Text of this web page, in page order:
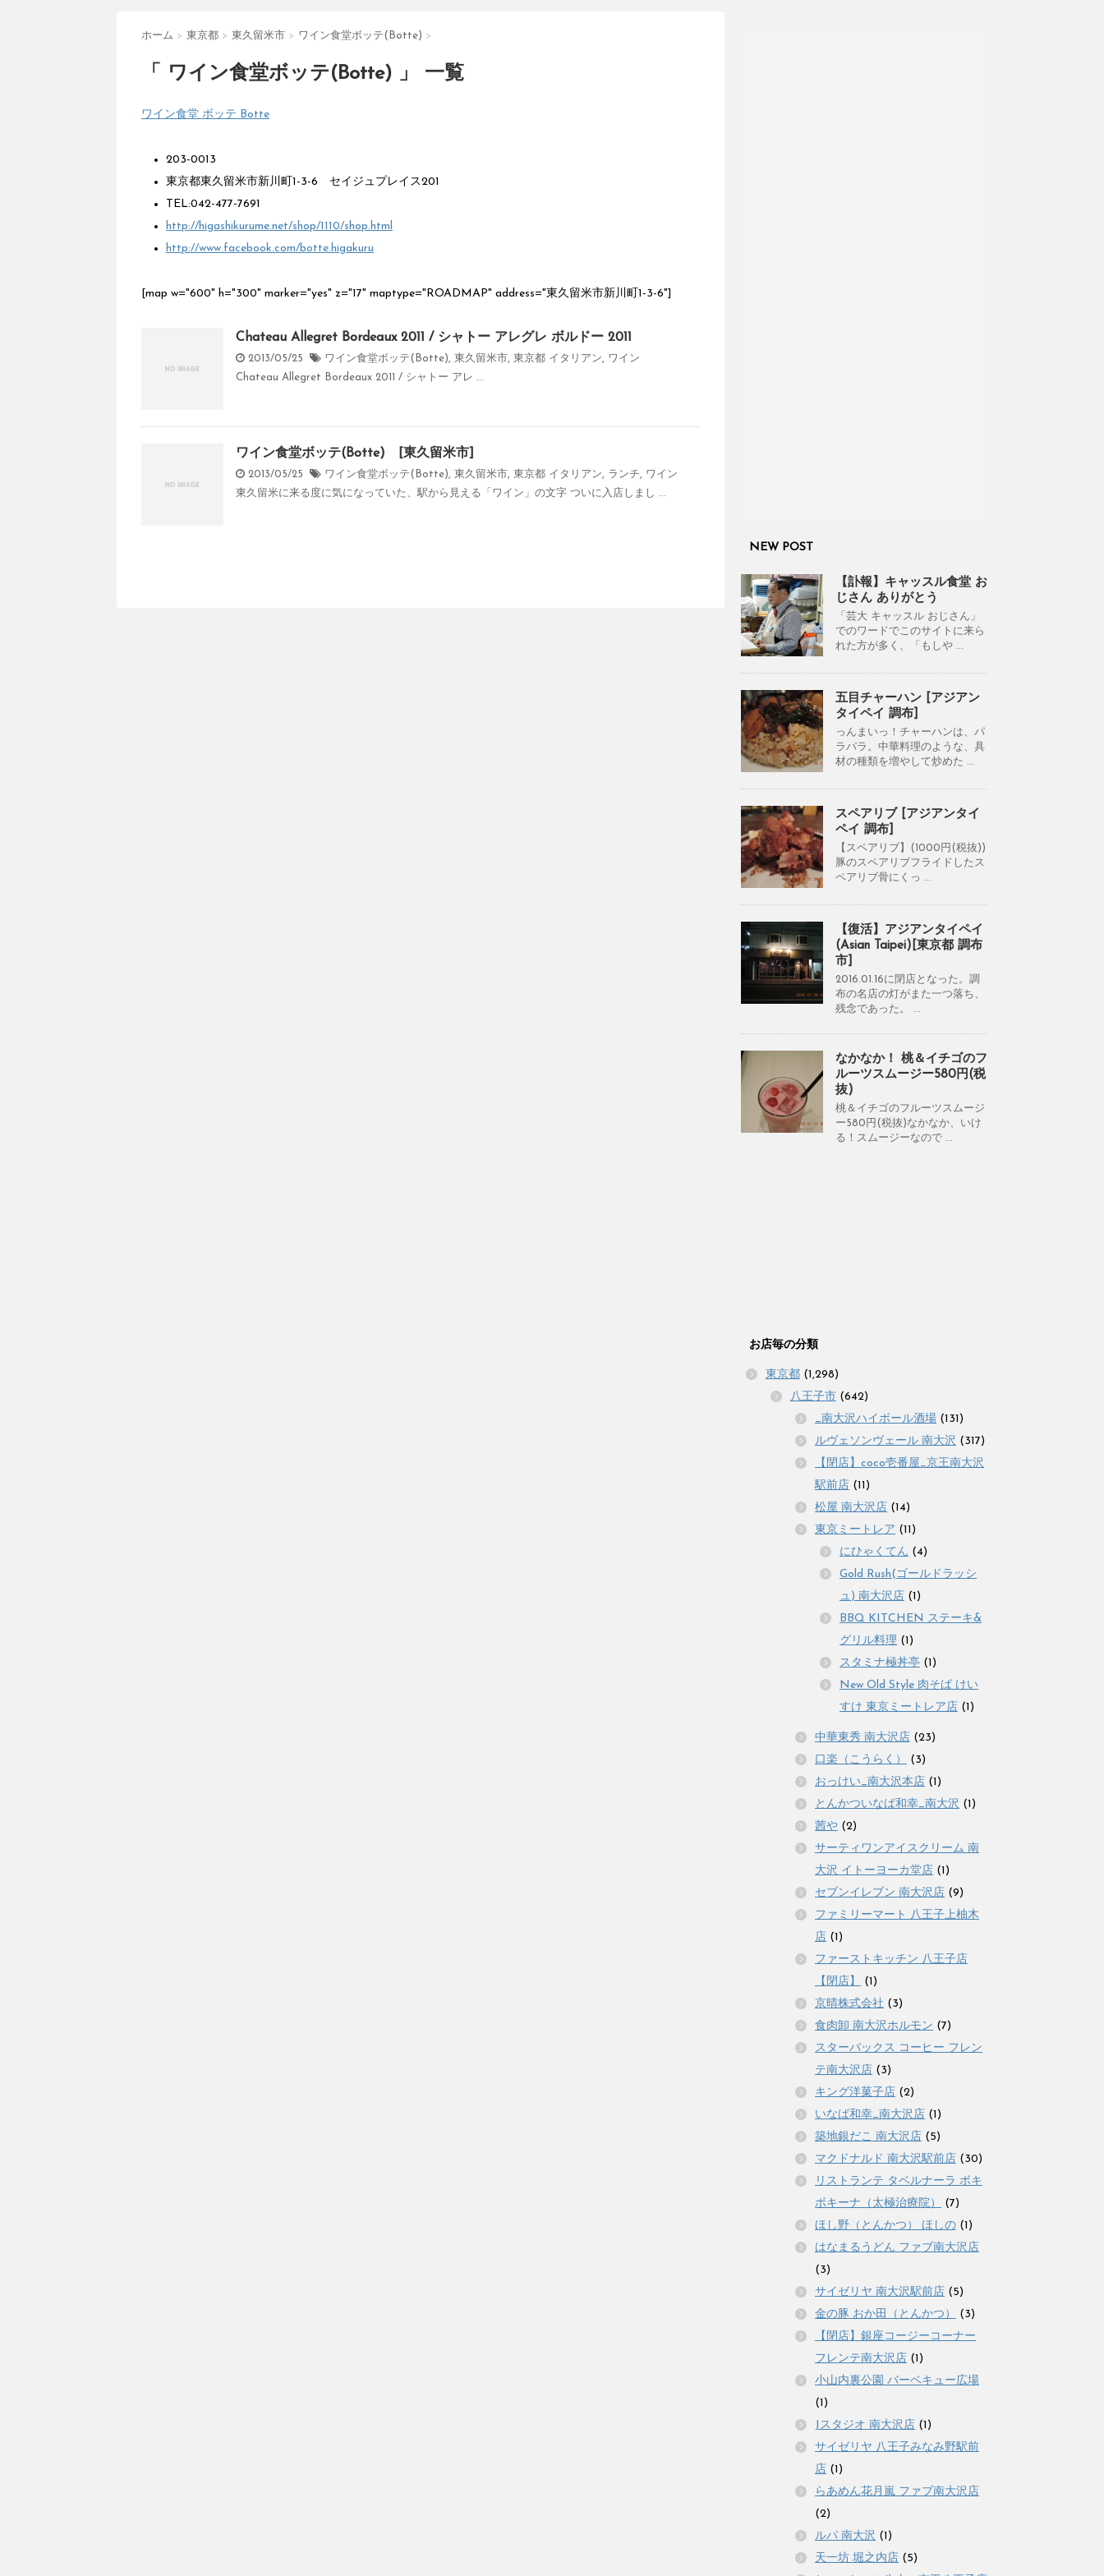
ホーム > 東京都 > 東久留米市 > ワイン食堂ボッテ(Botte) >
「 ワイン食堂ボッテ(Botte) 」 一覧
ワイン食堂 ボッテ Botte
203-0013
東京都東久留米市新川町1-3-6 セイジュプレイス201
TEL:042-477-7691
http://higashikurume.net/shop/1110/shop.html
http://www.facebook.com/botte.higakuru
[map w="600" h="300" marker="yes" z="17" maptype="ROADMAP" address="東久留米市新川町1-3-6"]
Chateau Allegret Bordeaux 2011 / シャトー アレグレ ボルドー 2011
2013/05/25 ワイン食堂ボッテ(Botte), 東久留米市 , 東京都 イタリアン, ワイン
Chateau Allegret Bordeaux 2011 / シャトー アレ ...
ワイン食堂ボッテ(Botte) [東久留米市]
2013/05/25 ワイン食堂ボッテ(Botte), 東久留米市 , 東京都 イタリアン, ランチ, ワイン
東久留米に来る度に気になっていた、駅から見える「ワイン」の文字 ついに入店しまし ...
NEW POST
【訃報】キャッスル食堂 お
じさん ありがとう
「芸大 キャッスル おじさん」
でのワードでこのサイトに来ら
れた方が多く、「もしや ...
五目チャーハン [アジアン
タイペイ 調布]
っんまいっ！チャーハンは、パ
ラパラ。中華料理のような、具
材の種類を増やして炒めた ...
スペアリブ [アジアンタイ
ペイ 調布]
【スペアリブ】(1000円(税抜))
豚のスペアリブフライドしたス
ペアリブ骨にくっ ...
【復活】アジアンタイペイ
(Asian Taipei)[東京都 調布
市]
2016.01.16に閉店となった。調
布の名店の灯がまた一つ落ち、
残念であった。 ...
なかなか！ 桃＆イチゴのフ
ルーツスムージー580円(税
抜)
桃＆イチゴのフルーツスムージ
ー580円(税抜)なかなか、いけ
る！スムージーなので ...
お店毎の分類
東京都 (1,298)
八王子市 (642)
_南大沢ハイボール酒場 (131)
ルヴェソンヴェール 南大沢 (317)
【閉店】coco壱番屋_京王南大沢
駅前店 (11)
松屋 南大沢店 (14)
東京ミートレア (11)
にひゃくてん (4)
Gold Rush(ゴールドラッシ
ュ) 南大沢店 (1)
BBQ KITCHEN ステーキ&
グリル料理 (1)
スタミナ極丼亭 (1)
New Old Style 肉そば けい
すけ 東京ミートレア店 (1)
中華東秀 南大沢店 (23)
口楽（こうらく）
(3)
おっけい_南大沢本店 (1)
とんかついなば和幸_南大沢 (1)
茜や (2)
サーティワンアイスクリーム 南
大沢 イトーヨーカ堂店 (1)
セブンイレブン 南大沢店 (9)
ファミリーマート 八王子上柚木
店 (1)
ファーストキッチン 八王子店
【閉店】
(1)
京晴株式会社 (3)
食肉卸 南大沢ホルモン (7)
スターバックス コーヒー フレン
テ南大沢店 (3)
キング洋菓子店 (2)
いなば和幸_南大沢店 (1)
築地銀だこ 南大沢店 (5)
マクドナルド 南大沢駅前店 (30)
リストランテ タベルナーラ ボキ
ボキーナ（太極治療院）
(7)
ほし野（とんかつ） ほしの (1)
はなまるうどん ファブ南大沢店
(3)
サイゼリヤ 南大沢駅前店 (5)
金の豚 おか田（とんかつ）
(3)
【閉店】銀座コージーコーナー
フレンテ南大沢店 (1)
小山内裏公園 バーベキュー広場
(1)
Jスタジオ 南大沢店 (1)
サイゼリヤ 八王子みなみ野駅前
店 (1)
らあめん花月嵐 ファブ南大沢店
(2)
ルパ 南大沢 (1)
天一坊 堀之内店 (5)